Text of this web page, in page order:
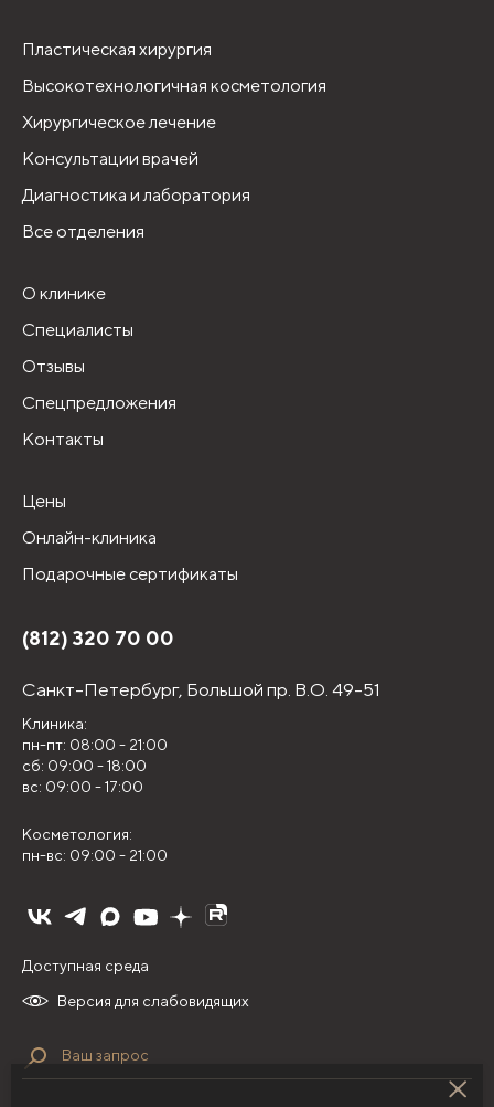
Пластическая хирургия
Высокотехнологичная косметология
Хирургическое лечение
Консультации врачей
Диагностика и лаборатория
Все отделения
О клинике
Специалисты
Отзывы
Спецпредложения
Контакты
Цены
Онлайн-клиника
Подарочные сертификаты
(812) 320 70 00
Санкт-Петербург, Большой пр. В.О. 49-51
Клиника:
пн-пт: 08:00 - 21:00
сб: 09:00 - 18:00
вс: 09:00 - 17:00
Косметология:
пн-вс: 09:00 - 21:00
Версия для слабовидящих
Доступная среда